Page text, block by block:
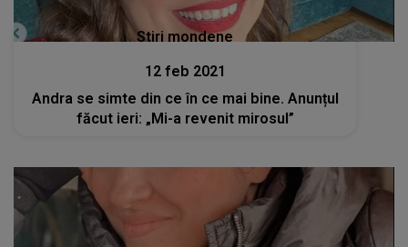
Stiri mondene
12 feb 2021
Andra se simte din ce în ce mai bine. Anunțul
făcut ieri: „Mi-a revenit mirosul”